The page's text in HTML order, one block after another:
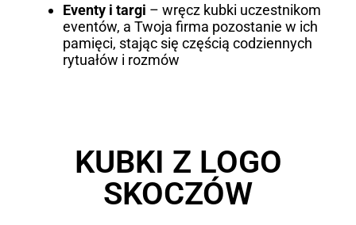
Eventy i targi – wręcz kubki uczestnikom
eventów, a Twoja firma pozostanie w ich
pamięci, stając się częścią codziennych
rytuałów i rozmów
KUBKI Z LOGO
SKOCZÓW